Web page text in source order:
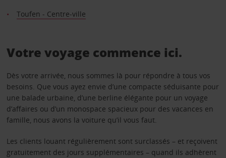
Toufen - Centre-ville
Votre voyage commence ici.
Dès votre arrivée, nous sommes là pour répondre à tous vos
besoins. Que vous ayez envie d’une compacte séduisante pour
une balade urbaine, d’une berline élégante pour un voyage
d’affaires ou d’un monospace spacieux pour des vacances en
famille, nous avons la voiture qu’il vous faut.
Les clients louant régulièrement sont surclassés – et reçoivent
gratuitement des jours supplémentaires – quand ils adhèrent